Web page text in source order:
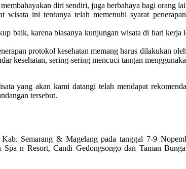
diri sendiri, juga berbahaya bagi orang
wisata ini tentunya telah memenuhi syarat
baik, karena biasanya kunjungan wisata di hari
protokol kesehatan memang harus dilakukan
kesehatan, sering-sering mencuci tangan
yang akan kami datangi telah mendapat
tersebut.
Semarang & Magelang pada tanggal 7-9
n Resort, Candi Gedongsongo dan Taman